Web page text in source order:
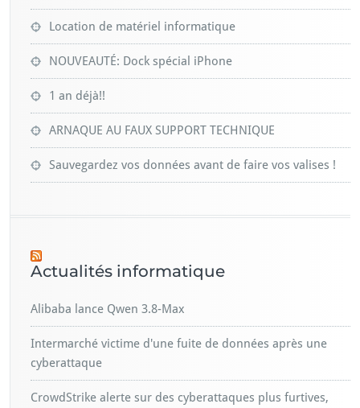
Location de matériel informatique
NOUVEAUTÉ: Dock spécial iPhone
1 an déjà!!
ARNAQUE AU FAUX SUPPORT TECHNIQUE
Sauvegardez vos données avant de faire vos valises !
Actualités informatique
Alibaba lance Qwen 3.8-Max
Intermarché victime d'une fuite de données après une
cyberattaque
CrowdStrike alerte sur des cyberattaques plus furtives,